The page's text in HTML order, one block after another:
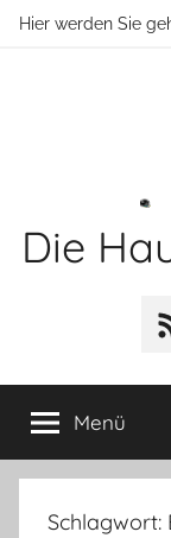
ZumHier werden Sie
Die
Menü
Schlagwort: